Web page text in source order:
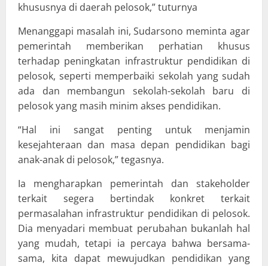
khususnya di daerah pelosok,” tuturnya
Menanggapi masalah ini, Sudarsono meminta agar
pemerintah memberikan perhatian khusus
terhadap peningkatan infrastruktur pendidikan di
pelosok, seperti memperbaiki sekolah yang sudah
ada dan membangun sekolah-sekolah baru di
pelosok yang masih minim akses pendidikan.
“Hal ini sangat penting untuk menjamin
kesejahteraan dan masa depan pendidikan bagi
anak-anak di pelosok,” tegasnya.
Ia mengharapkan pemerintah dan stakeholder
terkait segera bertindak konkret terkait
permasalahan infrastruktur pendidikan di pelosok.
Dia menyadari membuat perubahan bukanlah hal
yang mudah, tetapi ia percaya bahwa bersama-
sama, kita dapat mewujudkan pendidikan yang